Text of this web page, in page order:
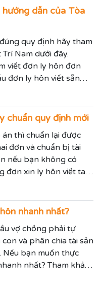
dẫn của Tòa
quy định hãy tham
Nam dưới đây.
viết đơn ly hôn đơn
đơn ly hôn viết sẵn
chuẩn quy định mới
thì chuẩn lại được
đơn và chuẩn bị tài
nếu bạn không có
đơn xin ly hôn viết tay
thì chúng ta sẽ hoàn
nhanh nhất?
vợ chồng phải tự
và phân chia tài sản
Nếu bạn muốn thực
nhất? Tham khảo